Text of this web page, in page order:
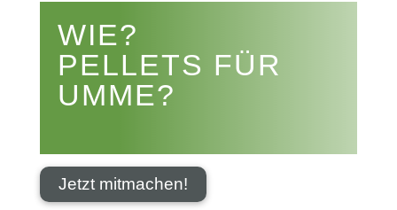
WIE?
PELLETS FÜR
UMME?
Jetzt mitmachen!